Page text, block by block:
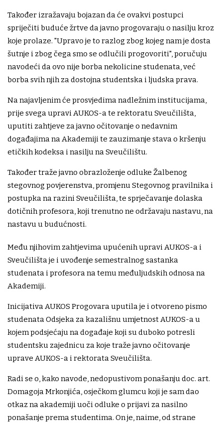
Također izražavaju bojazan da će ovakvi postupci
spriječiti buduće žrtve da javno progovaraju o nasilju kroz
koje prolaze. "Upravo je to razlog zbog kojeg nam je dosta
šutnje i zbog čega smo se odlučili progovoriti", poručuju
navodeći da ovo nije borba nekolicine studenata, već
borba svih njih za dostojna studentska i ljudska prava.
Na najavljenim će prosvjedima nadležnim institucijama,
prije svega upravi AUKOS-a te rektoratu Sveučilišta,
uputiti zahtjeve za javno očitovanje o nedavnim
događajima na Akademiji te zauzimanje stava o kršenju
etičkih kodeksa i nasilju na Sveučilištu.
Također traže javno obrazloženje odluke Žalbenog
stegovnog povjerenstva, promjenu Stegovnog pravilnika i
postupka na razini Sveučilišta, te sprječavanje dolaska
dotičnih profesora, koji trenutno ne održavaju nastavu, na
nastavu u budućnosti.
Među njihovim zahtjevima upućenih upravi AUKOS-a i
Sveučilišta je i uvođenje semestralnog sastanka
studenata i profesora na temu međuljudskih odnosa na
Akademiji.
Inicijativa AUKOS Progovara uputila je i otvoreno pismo
studenata Odsjeka za kazališnu umjetnost AUKOS-a u
kojem podsjećaju na događaje koji su duboko potresli
studentsku zajednicu za koje traže javno očitovanje
uprave AUKOS-a i rektorata Sveučilišta.
Radi se o, kako navode, nedopustivom ponašanju doc. art.
Domagoja Mrkonjića, osječkom glumcu koji je sam dao
otkaz na akademiji uoči odluke o prijavi za nasilno
ponašanje prema studentima. On je, naime, od strane